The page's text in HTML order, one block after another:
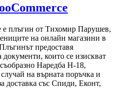
е плъгин от Тихомир Парушев,
на онлайн магазини в
предоставя
които се изискват
Наредба Н-18,
на върната поръчка и
доставка със Спиди, Еконт,